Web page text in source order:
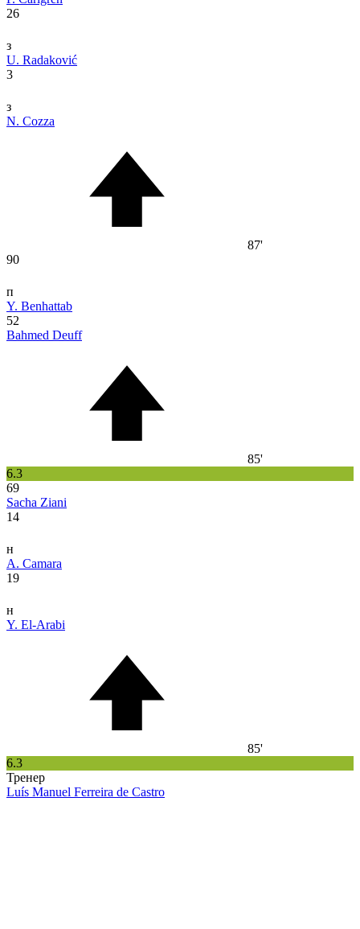
26
з
U. Radaković
3
з
N. Cozza
87'
90
п
Y. Benhattab
52
Bahmed Deuff
85'
6.3
69
Sacha Ziani
14
н
A. Camara
19
н
Y. El-Arabi
85'
6.3
Тренер
Luís Manuel Ferreira de Castro